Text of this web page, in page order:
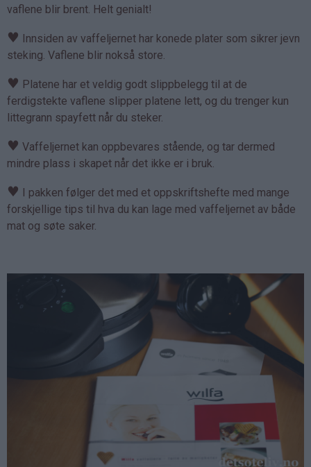
vaflene blir brent. Helt genialt!
♥ Innsiden av vaffeljernet har konede plater som sikrer jevn
steking. Vaflene blir nokså store.
♥ Platene har et veldig godt slippbelegg til at de
ferdigstekte vaflene slipper platene lett, og du trenger kun
littegrann spayfett når du steker.
♥ Vaffeljernet kan oppbevares stående, og tar dermed
mindre plass i skapet når det ikke er i bruk.
♥ I pakken følger det med et oppskriftshefte med mange
forskjellige tips til hva du kan lage med vaffeljernet av både
mat og søte saker.